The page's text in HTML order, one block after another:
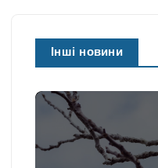
Інші новини